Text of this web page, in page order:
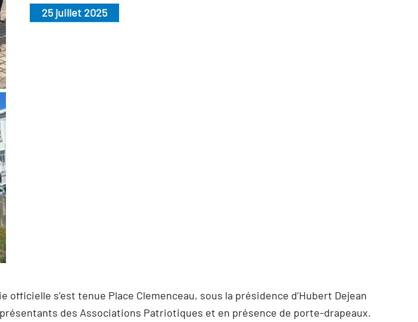
25 juillet 2025
s’est tenue Place Clemenceau, sous la présidence d’Hubert Dejean
des Associations Patriotiques et en présence de porte-drapeaux.